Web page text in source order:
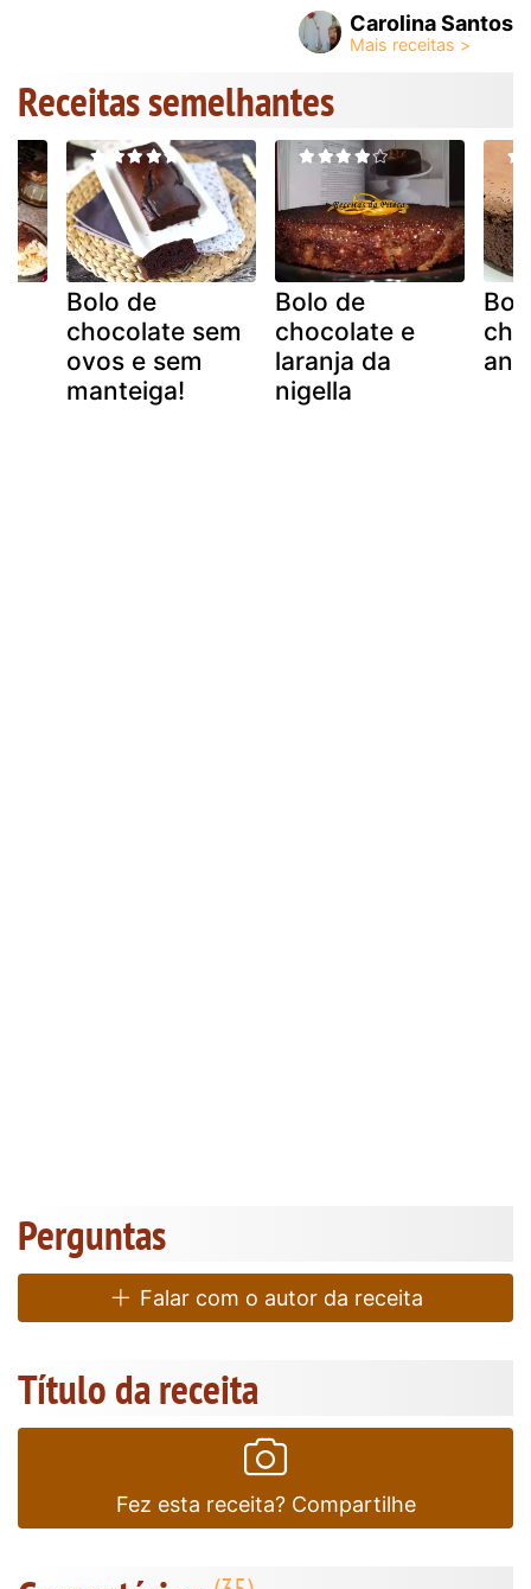
Carolina Santos
Receitas semelhantes
Bolo de
chocolate sem
ovos e sem
manteiga!
Bolo de
chocolate e
laranja da
nigella
Perguntas
Falar com o autor da receita
Título da receita
Fez esta receita? Compartilhe